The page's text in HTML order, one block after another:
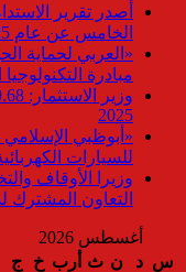
أصدر تقرير
الخامس عن عام 2025
«العربي لحماية
مبادرة التكنولوجيا
2025
«أبوظبي
للسيارات
وزيرا الأوقاف
التعاون المشترك
أغسطس 2026
س د ن ث أرب خ
ج